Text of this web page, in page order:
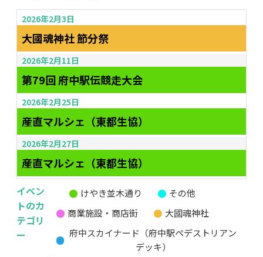
2026年2月3日
大國魂神社 節分祭
2026年2月11日
第79回 府中駅伝競走大会
2026年2月25日
産直マルシェ（東都生協）
2026年2月27日
産直マルシェ（東都生協）
イベン
トのカ
テゴリ
ー
題
カ
けやき並木通り
その他
商業施設・商店街
大國魂神社
府中スカイナード（府中駅ペデストリアン
デッキ）